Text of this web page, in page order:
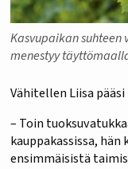
Kasvupaikan
menestyy
Vähitellen Liisa
– Toin
kauppakassissa,
ensimmäisistä